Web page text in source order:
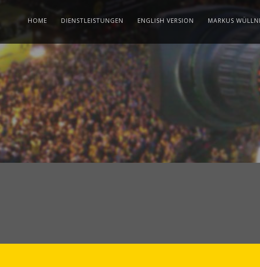
HOME DIENSTLEISTUNGEN ENGLISH VERSION MARKUS